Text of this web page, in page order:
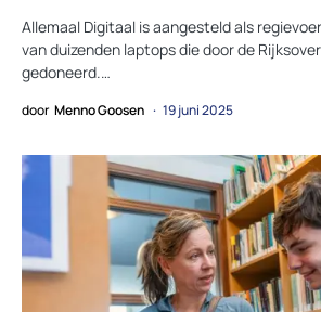
Allemaal Digitaal is aangesteld als
van duizenden laptops die door de
gedoneerd.…
door Menno Goosen 19 juni 2025